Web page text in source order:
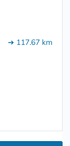
➔ 117.67 km